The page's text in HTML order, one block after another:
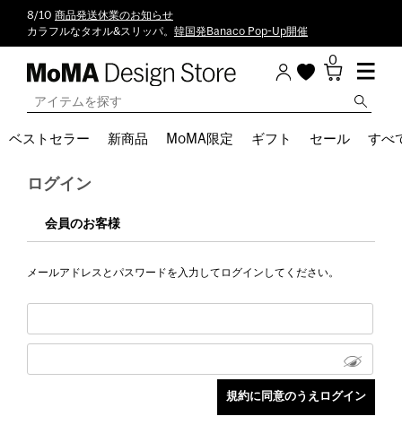
8/10 商品発送休業のお知らせ
カラフルなタオル&スリッパ。 韓国発Banaco Pop-Up開催
0
ベストセラー 新商品 MoMA限定 ギフト セール すべ
ログイン
会員のお客様
メールアドレスとパスワードを入力してログインしてください。